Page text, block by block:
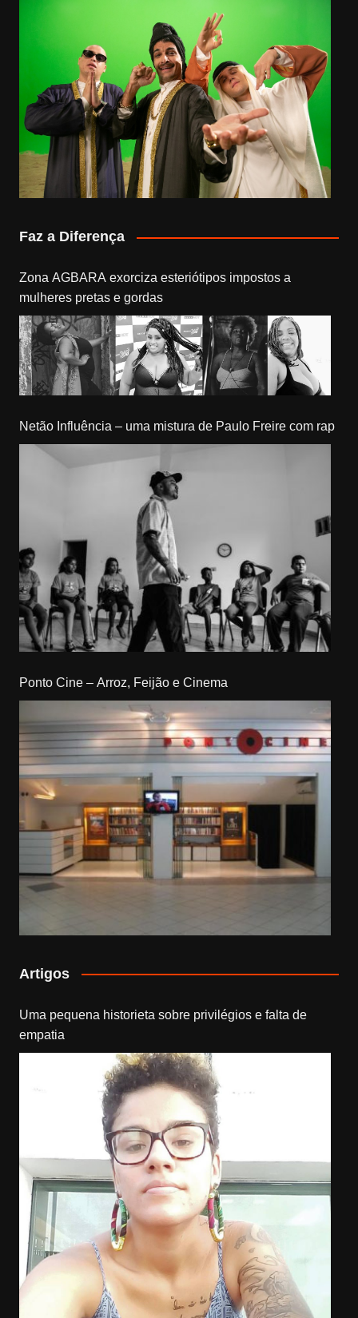
Faz a Diferença
Zona AGBARA exorciza esteriótipos impostos a
mulheres pretas e gordas
Netão Influência – uma mistura de Paulo Freire com rap
Ponto Cine – Arroz, Feijão e Cinema
Artigos
Uma pequena historieta sobre privilégios e falta de
empatia